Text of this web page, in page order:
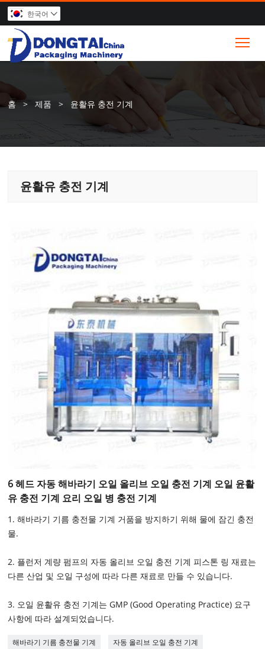
한국어 
홈 > 제품 > 윤활유 충전 기계
윤활유 충전 기계
6 헤드 자동 해바라기 오일 올리브 오일 충전 기계 오일 윤활
유 충전 기계 요리 오일 병 충전 기계
1. 해바라기 기름 충전물 기계 거품을 방지하기 위해 물에 잠긴 충전
물.
2. 플런저 계량 펌프의 자동 올리브 오일 충전 기계 피스톤 링 재료는
다른 산업 및 오일 구성에 따라 다른 재료로 만들 수 있습니다.
3. 오일 윤활유 충전 기계는 GMP (Good Operating Practice) 요구
사항에 따라 설계되었습니다.
해바라기 기름 충전물 기계 자동 올리브 오일 충전 기계